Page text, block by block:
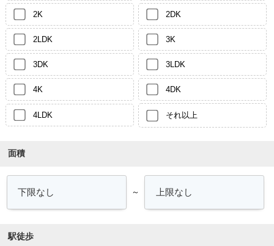
2K 2DK
2LDK 3K
3DK 3LDK
4K 4DK
4LDK それ以上
面積
～
駅徒歩